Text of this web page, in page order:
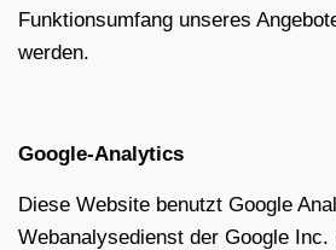
Funktionsumfang unseres
werden.
Google-Analytics
Diese Website benutzt Google
Webanalysedienst der Google Inc.